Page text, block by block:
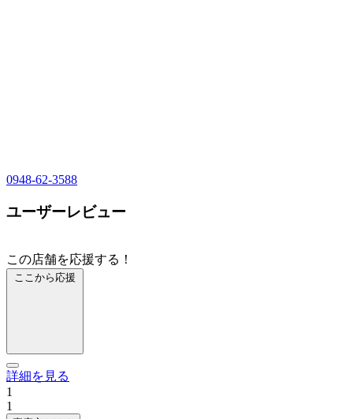
0948-62-3588
ユーザーレビュー
この店舗を応援する！
ここから応援
詳細を見る
1
1